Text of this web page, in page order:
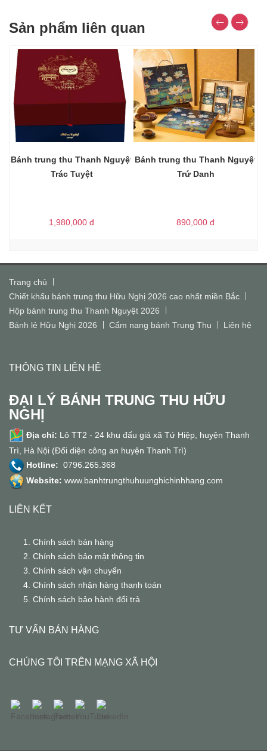
Sản phẩm liên quan
Bánh trung thu Thanh Nguyệt
Trác Tuyệt
1,980,000 đ
Bánh trung thu Thanh Nguyệt
Trứ Danh
890,000 đ
Trang chủ
Chiết khấu bánh trung thu Hữu Nghị 2026 cao nhất miền Bắc
Hộp bánh trung thu Thanh Nguyệt 2026
Bánh lẻ Hữu Nghị 2026
Cẩm nang bánh Trung Thu Liên hệ
THÔNG TIN LIÊN HỆ
ĐẠI LÝ BÁNH TRUNG THU HỮU
NGHỊ
Địa chỉ: Lô TT2 - 24 khu đấu giá xã Tứ Hiệp, huyện Thanh
Trì, Hà Nội (Đối diện công an huyện Thanh Trì)
Hotline: 0796.265.368
Website: www.banhtrungthuhuunghichinhhang.com
LIÊN KẾT
Chính sách bán hàng
Chính sách bảo mật thông tin
Chính sách vận chuyển
Chính sách nhận hàng thanh toán
Chính sách bảo hành đổi trả
TƯ VẤN BÁN HÀNG
CHÚNG TÔI TRÊN MẠNG XÃ HỘI